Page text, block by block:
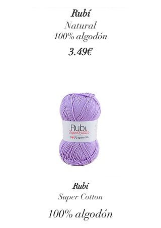
Rubí
Natural
100% algodón
3.49€
Rubí
Super Cotton
100% algodón